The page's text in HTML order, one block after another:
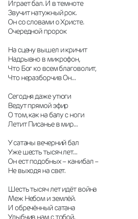
Играет бал. И в темноте
Звучит натужный рок.
Он со словами о Христе.
Очередной пророк
На сцену вышел и кричит
Надрывно в микрофон,
Что Бог ко всем благоволит,
Что неразборчив Он...
Сегодня даже утюги
Ведут прямой эфир
О том, как на балу с ноги
Летит Писанье в мир...
У сатаны вечерний бал
Уже шесть тысяч лет...
Он ест подобных – канибал –
Не выходя на свет.
Шесть тысяч лет идёт война
Меж Небом и землёй.
И обречённый сатана
Улыбчив нам с тобой.